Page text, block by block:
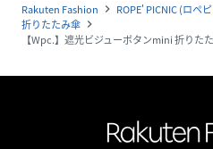
Rakuten Fashion navigate_next ROPE' PICNIC (ロペ
折りたたみ傘 navigate_next
【Wpc.】遮光ビジューボタンmini 折りた